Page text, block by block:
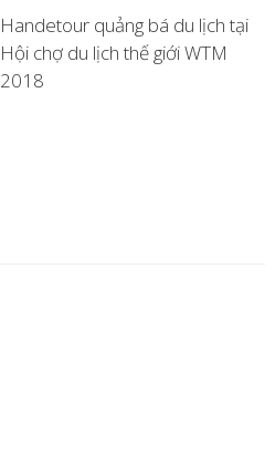
Handetour quảng bá du lịch tại
Hội chợ du lịch thế giới WTM
2018